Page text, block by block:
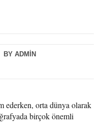
BY ADMIN
ederken, orta dünya olarak
birçok önemli